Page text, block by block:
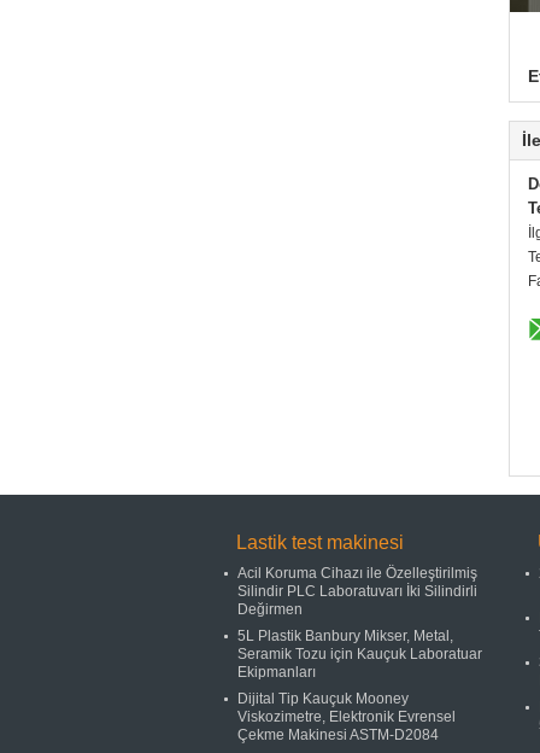
Lastik test makinesi
Acil Koruma Cihazı ile Özelleştirilmiş
Silindir PLC Laboratuvarı İki Silindirli
Değirmen
5L Plastik Banbury Mikser, Metal,
Seramik Tozu için Kauçuk Laboratuar
Ekipmanları
Dijital Tip Kauçuk Mooney
Viskozimetre, Elektronik Evrensel
Çekme Makinesi ASTM-D2084